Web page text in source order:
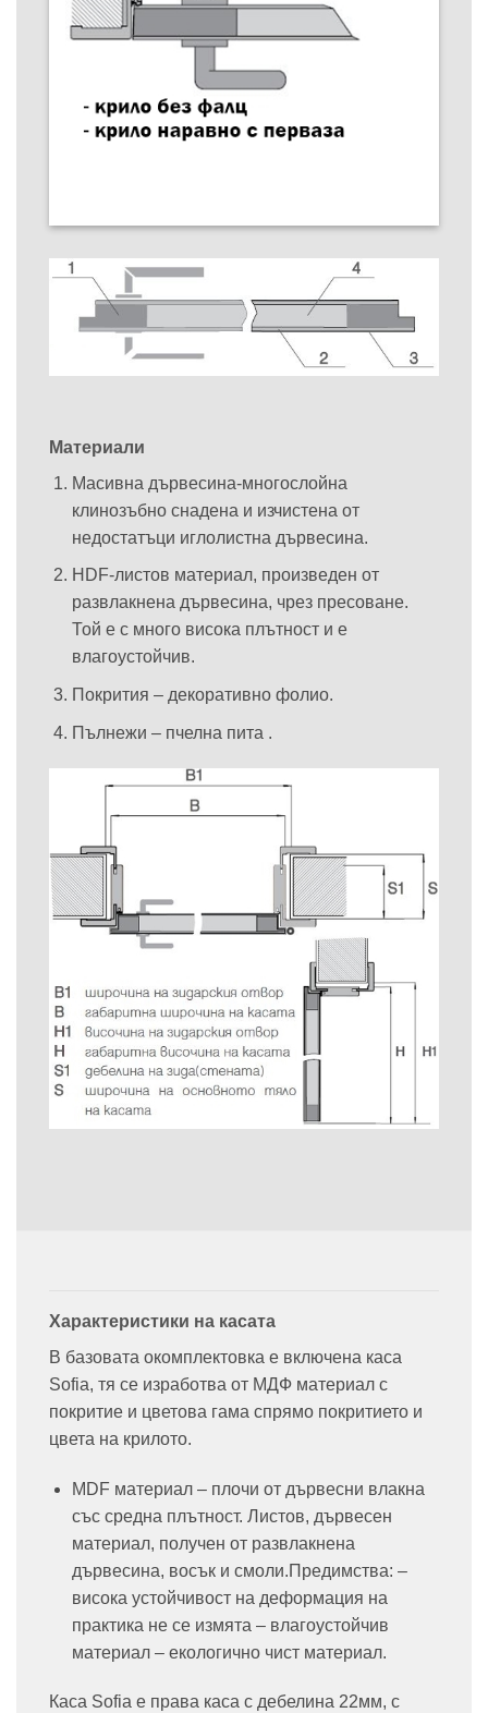
Материали
Масивна дървесина-многослойна
клинозъбно снадена и изчистена от
недостатъци иглолистна дървесина.
HDF-листов материал, произведен от
развлакнена дървесина, чрез пресоване.
Той е с много висока плътност и е
влагоустойчив.
Покрития – декоративно фолио.
Пълнежи – пчелна пита .
Характеристики на касата
В базовата окомплектовка е включена каса
Sofia, тя се изработва от МДФ материал с
покритие и цветова гама спрямо покритието и
цвета на крилото.
MDF материал – плочи от дървесни влакна
със средна плътност. Листов, дървесен
материал, получен от развлакнена
дървесина, восък и смоли.Предимства: –
висока устойчивост на деформация на
практика не се измята – влагоустойчив
материал – екологично чист материал.
Каса Sofia е права каса с дебелина 22мм, с